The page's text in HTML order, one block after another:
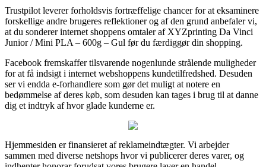
Trustpilot leverer forholdsvis fortræffelige chancer for at eksaminere
forskellige andre brugeres reflektioner og af den grund anbefaler vi,
at du sonderer internet shoppens omtaler af XYZprinting Da Vinci
Junior / Mini PLA – 600g – Gul før du færdiggør din shopping.
Facebook fremskaffer tilsvarende nogenlunde strålende muligheder
for at få indsigt i internet webshoppens kundetilfredshed. Desuden
ser vi endda e-forhandlere som gør det muligt at notere en
bedømmelse af deres køb, som desuden kan tages i brug til at danne
dig et indtryk af hvor glade kunderne er.
Hjemmesiden er finansieret af reklameindtægter. Vi arbejder
sammen med diverse netshops hvor vi publicerer deres varer, og